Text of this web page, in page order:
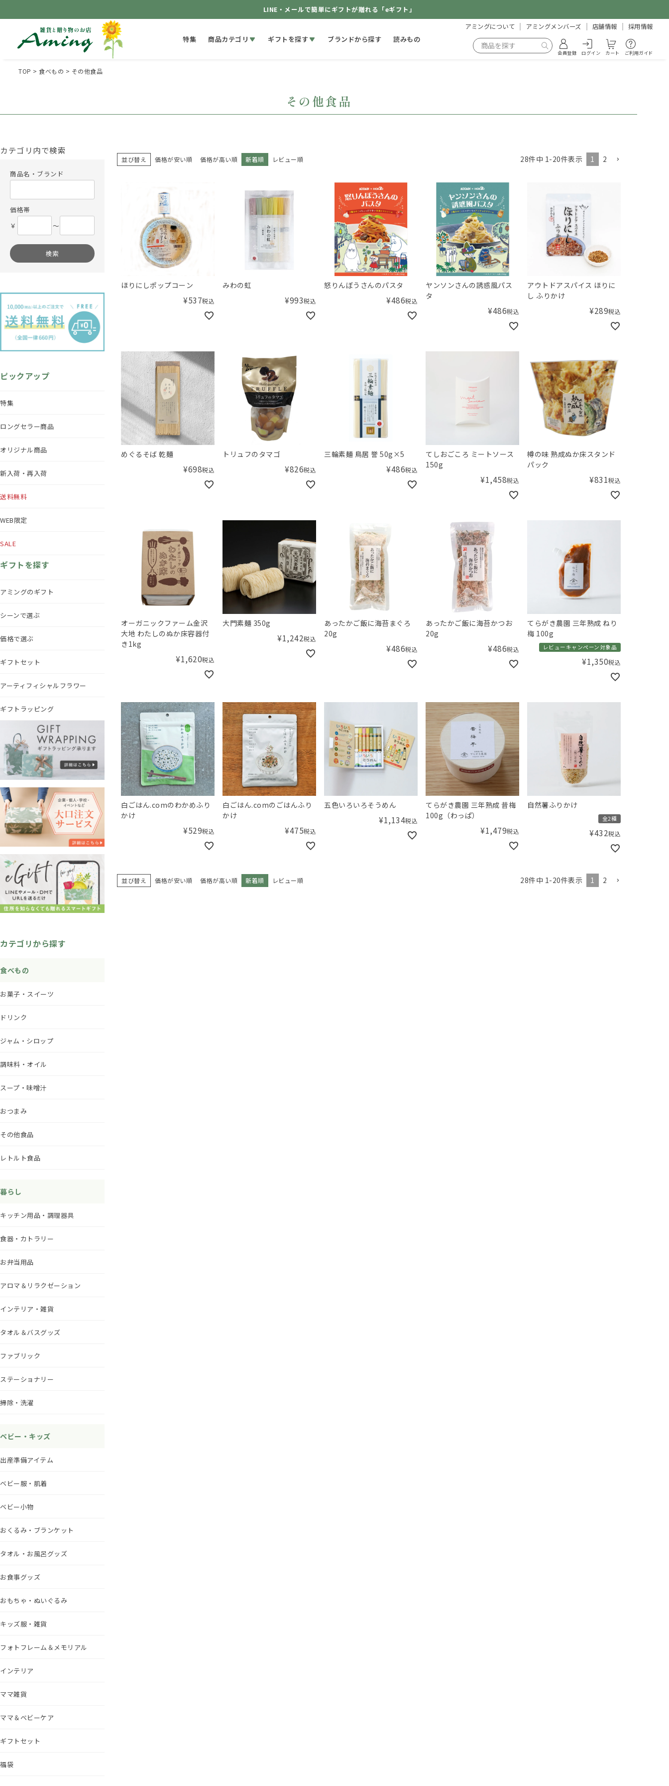
LINE・メールで簡単にギフトが贈れる「eギフト」
特集 商品カテゴリ ギフトを探す ブランドから探す 読みもの
アミングについて アミングメンバーズ 店舗情報 採用情報
会員登録 ログイン カート ご利用ガイド
TOP 食べもの その他食品
その他食品
カテゴリ内で検索
商品名・ブランド
価格帯
￥
〜
検索
ピックアップ
特集
ロングセラー商品
オリジナル商品
新入荷・再入荷
送料無料
WEB限定
SALE
ギフトを探す
アミングのギフト
シーンで選ぶ
価格で選ぶ
ギフトセット
アーティフィシャルフラワー
ギフトラッピング
カテゴリから探す
食べもの
お菓子・スイーツ
ドリンク
ジャム・シロップ
調味料・オイル
スープ・味噌汁
おつまみ
その他食品
レトルト食品
暮らし
キッチン用品・調理器具
食器・カトラリー
お弁当用品
アロマ＆リラクゼーション
インテリア・雑貨
タオル＆バスグッズ
ファブリック
ステーショナリー
掃除・洗濯
ベビー・キッズ
出産準備アイテム
ベビー服・肌着
ベビー小物
おくるみ・ブランケット
タオル・お風呂グッズ
お食事グッズ
おもちゃ・ぬいぐるみ
キッズ服・雑貨
フォトフレーム＆メモリアル
インテリア
ママ雑貨
ママ＆ベビーケア
ギフトセット
福袋
並び替え 価格が安い順 価格が高い順 新着順 レビュー順 28件中 1-20件表示 1 2
ほりにしポップコーン
¥537税込
みわの虹
¥993税込
怒りんぼうさんのパスタ
¥486税込
ヤンソンさんの誘惑風パス
タ
¥486税込
アウトドアスパイス ほりに
し ふりかけ
¥289税込
めぐるそば 乾麺
¥698税込
トリュフのタマゴ
¥826税込
三輪素麺 鳥居 誉 50g×5
¥486税込
てしおごころ ミートソース
150g
¥1,458税込
樽の味 熟成ぬか床スタンド
パック
¥831税込
オーガニックファーム金沢
大地 わたしのぬか床容器付
き1kg
¥1,620税込
大門素麺 350g
¥1,242税込
あったかご飯に海苔まぐろ
20g
¥486税込
あったかご飯に海苔かつお
20g
¥486税込
てらがき農園 三年熟成 ねり
梅 100g
レビューキャンペーン対象品
¥1,350税込
白ごはん.comのわかめふり
かけ
¥529税込
白ごはん.comのごはんふり
かけ
¥475税込
五色いろいろそうめん
¥1,134税込
てらがき農園 三年熟成 昔梅
100g（わっぱ）
¥1,479税込
自然薯ふりかけ
全2種
¥432税込
並び替え 価格が安い順 価格が高い順 新着順 レビュー順 28件中 1-20件表示 1 2